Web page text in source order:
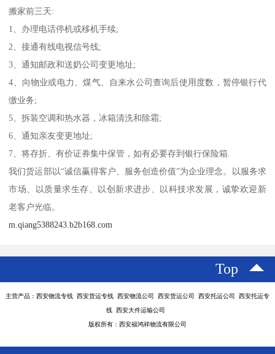
搬家前三天:
1、办理电话停机或移机手续;
2、接通有线电视信号线;
3、通知邮政和送奶公司变更地址;
4、向物业或电力、煤气、自来水公司查询后使用度数，暂停银行代
缴业务;
5、拆装空调和热水器，冰箱清洗和除霜;
6、通知亲友变更地址;
7、将存折、有价证券集中保管，如有必要存到银行保险箱.
我们货运部以“诚信赢得客户、服务创造价值”为企业理念。以服务求
市场、以质量求生存、以创新求进步、以科技求发展，诚挚欢迎新
老客户光临。
m.qiang5388243.b2b168.com
Top
主营产品：西安物流专线 西安货运专线 西安物流公司 西安货运公司 西安托运公司 西安托运专
线 西安大件运输公司
版权所有：西安福鸿祥物流有限公司